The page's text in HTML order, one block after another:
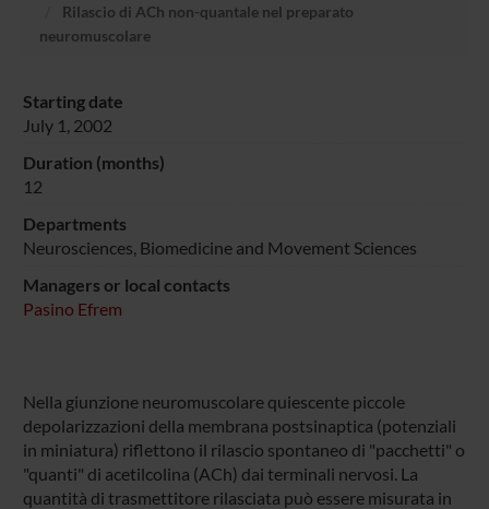
Rilascio di ACh non-quantale nel preparato
neuromuscolare
Starting date
July 1, 2002
Duration (months)
12
Departments
Neurosciences, Biomedicine and Movement Sciences
Managers or local contacts
Pasino Efrem
Nella giunzione neuromuscolare quiescente piccole
depolarizzazioni della membrana postsinaptica (potenziali
in miniatura) riflettono il rilascio spontaneo di "pacchetti" o
"quanti" di acetilcolina (ACh) dai terminali nervosi. La
quantità di trasmettitore rilasciata può essere misurata in